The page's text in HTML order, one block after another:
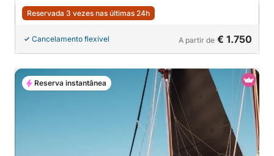
Reservada 3 vezes nas últimas 24h
Cancelamento flexível A partir de € 1.750
Reserva instantânea